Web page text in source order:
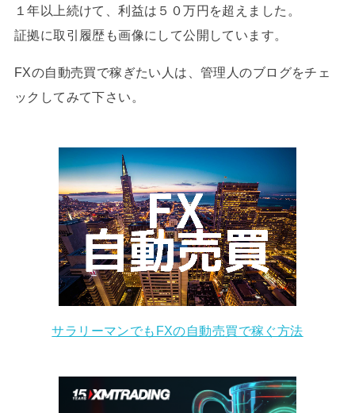
１年以上続けて、利益は５０万円を超えました。
証拠に取引履歴も画像にして公開しています。
FXの自動売買で稼ぎたい人は、管理人のブログをチェ
ックしてみて下さい。
サラリーマンでもFXの自動売買で稼ぐ方法